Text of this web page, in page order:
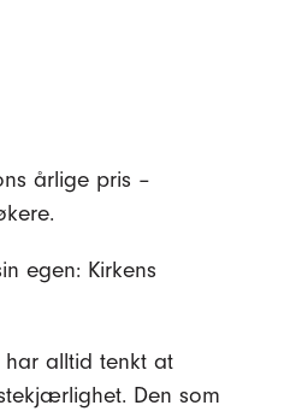
årlige pris –
egen: Kirkens
har alltid tenkt at
Den som